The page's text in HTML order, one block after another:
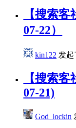
【搜索
07-22）
kin122 发起
【搜索
07-21)
God_lockin